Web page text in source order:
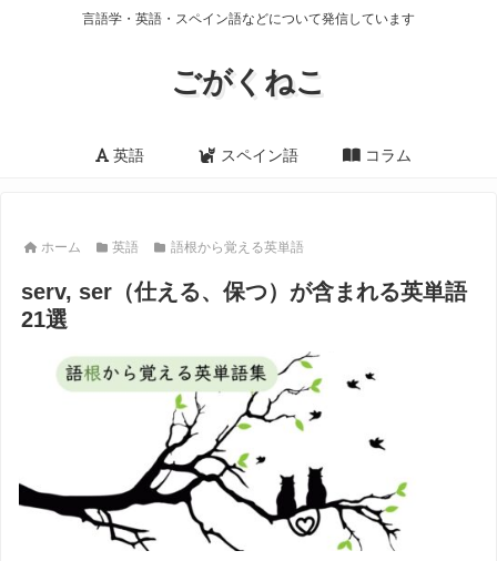
言語学・英語・スペイン語などについて発信しています
ごがくねこ
英語 スペイン語 コラム
ホーム 英語 語根から覚える英単語
serv, ser（仕える、保つ）が含まれる英単語
21選